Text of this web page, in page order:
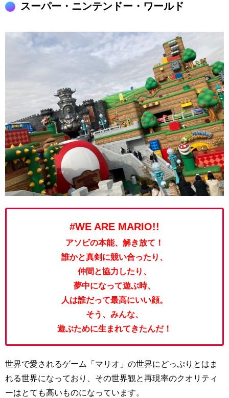
スーパー・ニンテンドー・ワールド
#WE ARE MARIO!!
アソビの本能、解き放て！
誰かと真剣に競い合ったり、
仲間と協力したり、
夢中になって遊ぶ時、
人は誰だって最高にいい顔。
そう、みんな、
遊ぶために生まれてきたんだ！
世界で愛されるゲーム「マリオ」の世界にどっぷりとはま
れる世界になっており、その世界観と再現率のクオリティ
ーはとても高いものになっています。